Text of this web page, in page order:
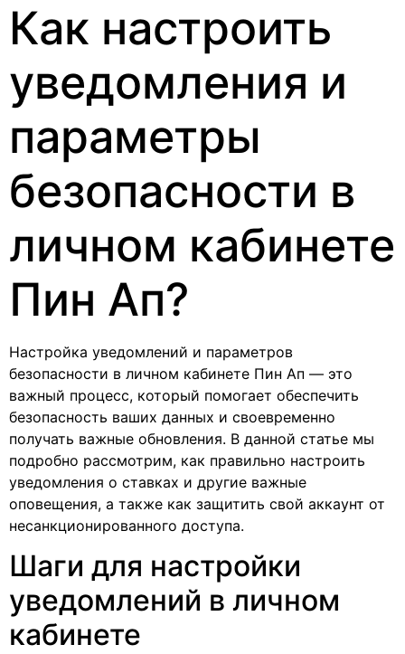
Как настроить
уведомления и
параметры
безопасности в
личном кабинете
Пин Ап?
Настройка уведомлений и параметров
безопасности в личном кабинете Пин Ап — это
важный процесс, который помогает обеспечить
безопасность ваших данных и своевременно
получать важные обновления. В данной статье мы
подробно рассмотрим, как правильно настроить
уведомления о ставках и другие важные
оповещения, а также как защитить свой аккаунт от
несанкционированного доступа.
Шаги для настройки
уведомлений в личном
кабинете